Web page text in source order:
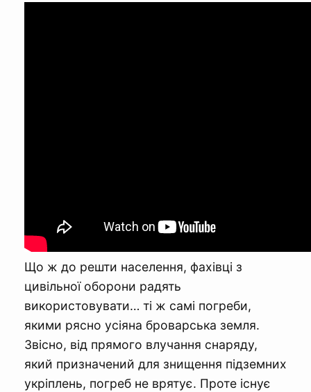
Що ж до решти населення, фахівці з
цивільної оборони радять
використовувати… ті ж самі погреби,
якими рясно усіяна броварська земля.
Звісно, від прямого влучання снаряду,
який призначений для знищення підземних
укріплень, погреб не врятує. Проте існує